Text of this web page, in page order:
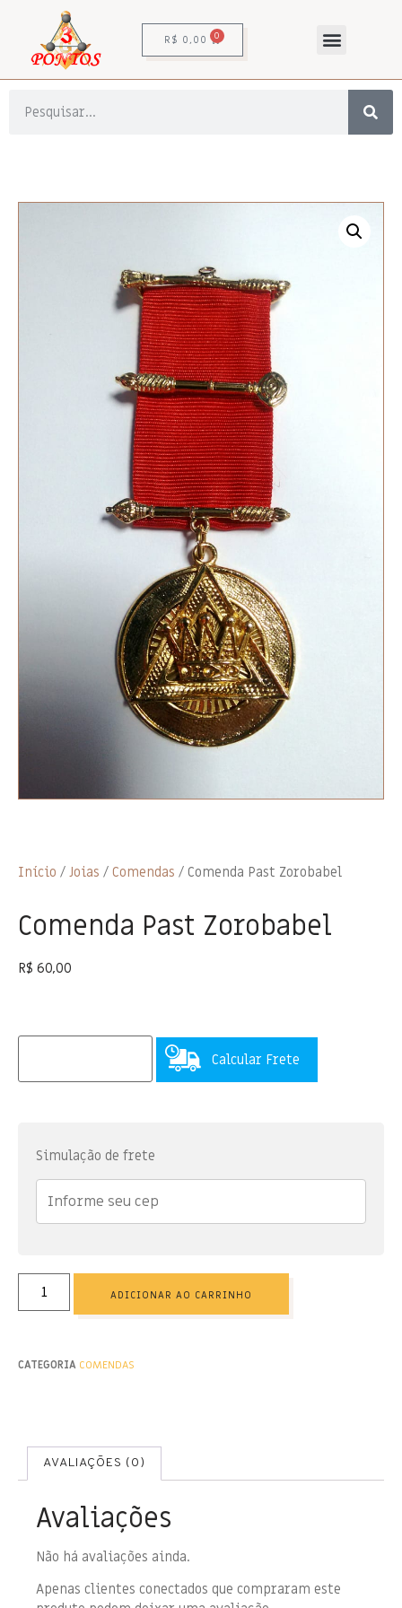
R$ 0,00 0
Início / Joias / Comendas / Comenda Past Zorobabel
Comenda Past Zorobabel
R$ 60,00
Calcular Frete
Simulação de frete
ADICIONAR AO CARRINHO
CATEGORIA COMENDAS
AVALIAÇÕES (0)
Avaliações
Não há avaliações ainda.
Apenas clientes conectados que compraram este